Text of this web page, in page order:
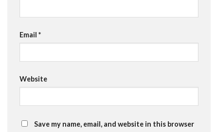
Email *
Website
Save my name, email, and website in this browser